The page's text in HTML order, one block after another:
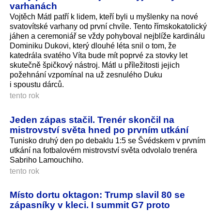
varhanách
Vojtěch Mátl patří k lidem, kteří byli u myšlenky na nové
svatovítské varhany od první chvíle. Tento římskokatolický
jáhen a ceremoniář se vždy pohyboval nejblíže kardinálu
Dominiku Dukovi, který dlouhé léta snil o tom, že
katedrála svatého Víta bude mít poprvé za stovky let
skutečně špičkový nástroj. Mátl u příležitosti jejich
požehnání vzpomínal na už zesnulého Duku
i spoustu dárců.
tento rok
Jeden zápas stačil. Trenér skončil na
mistrovství světa hned po prvním utkání
Tunisko druhý den po debaklu 1:5 se Švédskem v prvním
utkání na fotbalovém mistrovství světa odvolalo trenéra
Sabriho Lamouchiho.
tento rok
Místo dortu oktagon: Trump slavil 80 se
zápasníky v kleci. I summit G7 proto